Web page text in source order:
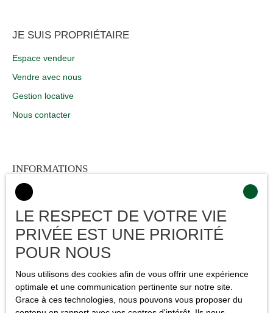
JE SUIS PROPRIÉTAIRE
Espace vendeur
Vendre avec nous
Gestion locative
Nous contacter
INFORMATIONS
Nos honoraires
Mentions légales
Politique de confidentialité
Plan du site
Gérer les cookies
Propulsé par
LE RESPECT DE VOTRE VIE
PRIVÉE EST UNE PRIORITÉ
POUR NOUS
Nous utilisons des cookies afin de vous offrir une expérience
optimale et une communication pertinente sur notre site.
Grace à ces technologies, nous pouvons vous proposer du